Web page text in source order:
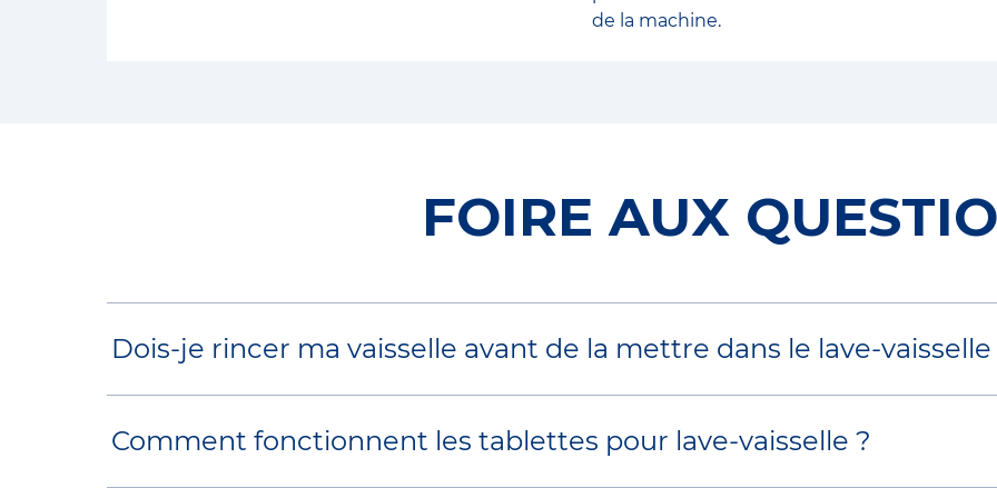
de la machine.
FOIRE AUX
Dois-je rincer ma vaisselle avant de la mettre dans le lave-vaisselle
Pas besoin de le faire ! Le prérinçage appartient au passé. Et bien que de
gaspille des ressources précieuses
MD MD
Comment fonctionnent les tablettes pour lave-vaisselle ?